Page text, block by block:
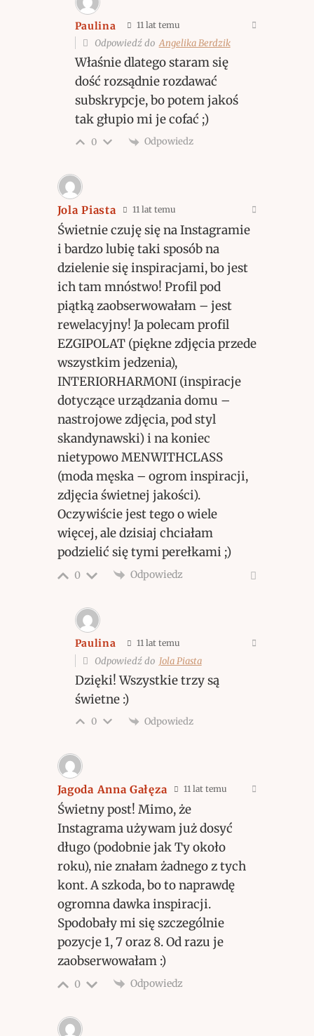
Paulina 11 lat temu
Odpowiedź doAngelika Berdzik
Właśnie dlatego staram się
dość rozsądnie rozdawać
subskrypcje, bo potem jakoś
tak głupio mi je cofać ;)
0 Odpowiedz
Jola Piasta 11 lat temu
Świetnie czuję się na Instagramie
i bardzo lubię taki sposób na
dzielenie się inspiracjami, bo jest
ich tam mnóstwo! Profil pod
piątką zaobserwowałam – jest
rewelacyjny! Ja polecam profil
EZGIPOLAT (piękne zdjęcia przede
wszystkim jedzenia),
INTERIORHARMONI (inspiracje
dotyczące urządzania domu –
nastrojowe zdjęcia, pod styl
skandynawski) i na koniec
nietypowo MENWITHCLASS
(moda męska – ogrom inspiracji,
zdjęcia świetnej jakości).
Oczywiście jest tego o wiele
więcej, ale dzisiaj chciałam
podzielić się tymi perełkami ;)
0 Odpowiedz
Paulina 11 lat temu
Odpowiedź do Jola Piasta
Dzięki! Wszystkie trzy są
świetne :)
0 Odpowiedz
Jagoda Anna Gałęza 11 lat temu
Świetny post! Mimo, że
Instagrama używam już dosyć
długo (podobnie jak Ty około
roku), nie znałam żadnego z tych
kont. A szkoda, bo to naprawdę
ogromna dawka inspiracji.
Spodobały mi się szczególnie
pozycje 1, 7 oraz 8. Od razu je
zaobserwowałam :)
0 Odpowiedz